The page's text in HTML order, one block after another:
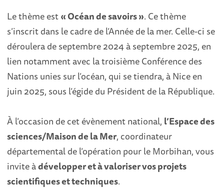
Le thème est« Océan de savoirs ». Ce thème
s’inscrit dans le cadre de l’Année de la mer. Celle-ci se
déroulera de septembre 2024 à septembre 2025, en
lien notamment avec la troisième Conférence des
Nations unies sur l’océan, qui se tiendra, à Nice en
juin 2025, sous l’égide du Président de la République.
À l’occasion de cet évènement national, l’Espace des
sciences/Maison de la Mer, coordinateur
départemental de l’opération pour le Morbihan, vous
invite àdévelopper et à valoriser vos projets
scientifiques et techniques.